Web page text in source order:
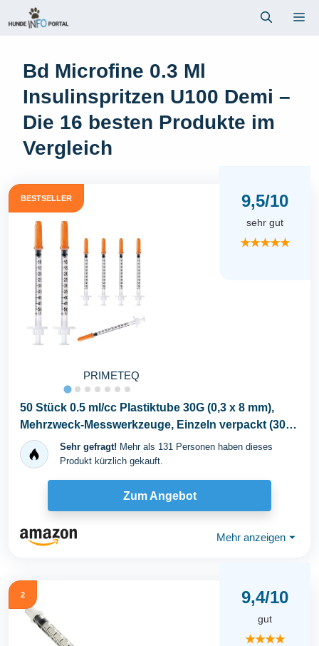
Inhalt
Bd Microfine 0.3 Ml
Insulinspritzen U100 Demi –
Die 16 besten Produkte im
Vergleich
BESTSELLER
PRIMETEQ
9,5/10
sehr gut
★★★★★
50 Stück 0.5 ml/cc Plastiktube 30G (0,3 x 8 mm),
Mehrzweck-Messwerkzeuge, Einzeln verpackt (30G
x...
Sehr gefragt! Mehr als 131 Personen haben dieses
Produkt kürzlich gekauft.
Zum Angebot
Mehr anzeigen ⏷
2 9,4/10
gut
★★★★